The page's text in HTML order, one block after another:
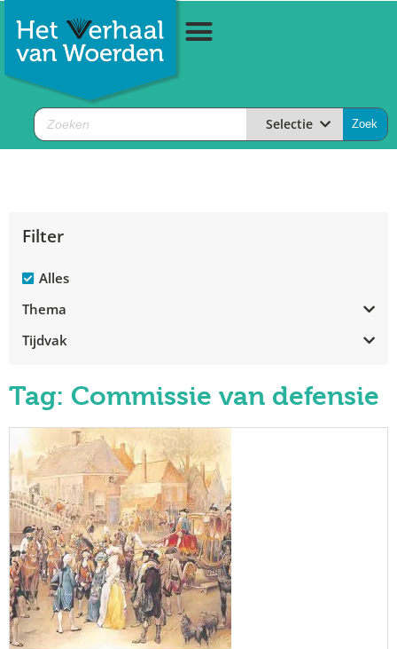
Selectie
Filter
Alles
Thema
Tijdvak
Tag: Commissie van defensie